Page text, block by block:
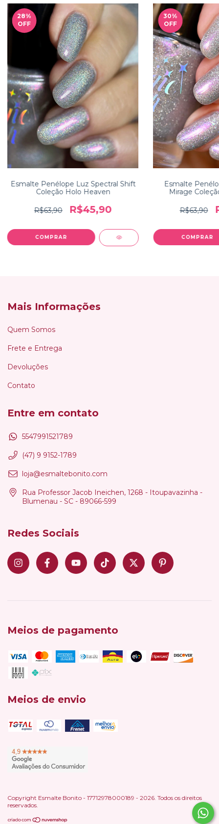
28%
OFF
Esmalte Penélope Luz Spectral Shift
Coleção Holo Heaven
R$63,90 R$45,90
30%
OFF
Esmalte
Mirage
R$63,90
Mais Informações
Quem Somos
Frete e Entrega
Devoluções
Contato
Entre em contato
5547991521789
(47) 9 9152-1789
loja@esmaltebonito.com
Rua Professor Jacob Ineichen, 1268 - Itoupavazinha -
Blumenau - SC - 89066-599
Redes Sociais
Meios de pagamento
Meios de envio
Copyright Esmalte Bonito - 17712978000189 - 2026. Todos os direitos
reservados.